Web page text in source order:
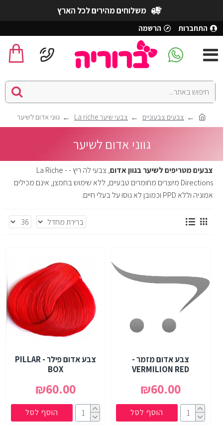
משלוחים מהירים לכל הארץ
התחברות הרשמה
צבעים צבעוניים צבעי שיער La riche גווני אדום לשיער
גווני אדום לשיער
צבעים מטריפים לשיער בגוון אדום
, צבעי לה ריץ - La Riche -
Directions מיוצרים מחומרים טבעיים, ללא שימוש בחמצן, אינם מכילים
אמוניה וללא PPD וכמובן לא נוסו על בעלי חיים.
צבע אדום מזמר -
VERMILION RED
₪60.00
הוסף לסל
צבע אדום פילר - PILLAR
BOX
₪60.00
הוסף לסל